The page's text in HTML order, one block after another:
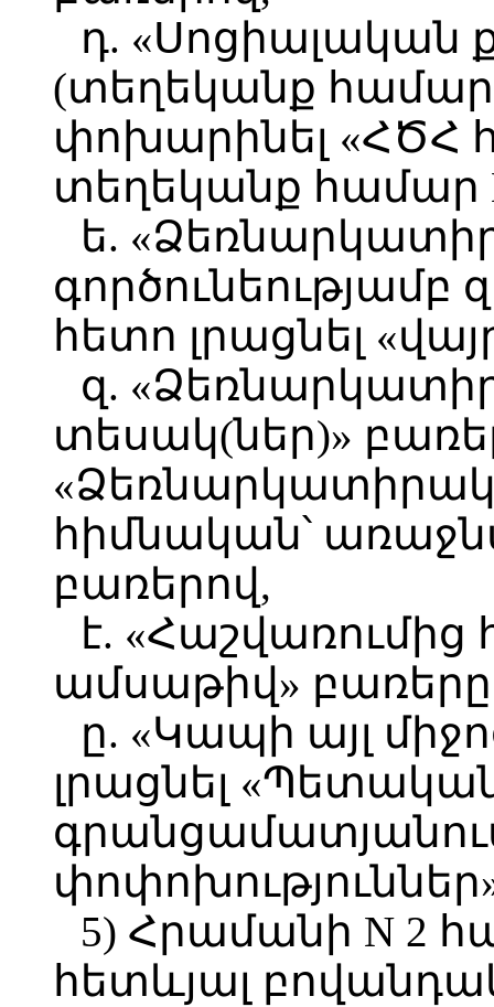
դ. «Սոցիալական
(տեղեկանք համար
փոխարինել «ՀԾՀ
տեղեկանք համար
ե.
գործունեությամբ
հետո լրացնել
զ.
տեսակ(ներ)»
հիմնական՝
բառերով,
է.
ամսաթիվ» բառերը
ը. «Կապի այլ
լրացնել
5) Հրամանի N 2
հետևյալ